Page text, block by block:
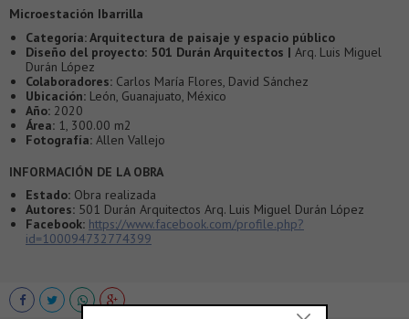
Microestación Ibarrilla
Categoría:Arquitectura de paisaje y espacio público
Diseño del proyecto: 501 Durán Arquitectos | Arq. Luis Miguel
Durán López
Colaboradores: Carlos María Flores, David Sánchez
Ubicación: León, Guanajuato, México
Año: 2020
Área: 1, 300.00 m2
Fotografía: Allen Vallejo
INFORMACIÓN DE LA OBRA
Estado: Obra realizada
Autores: 501 Durán Arquitectos Arq. Luis Miguel Durán López
Facebook: https://www.facebook.com/profile.php?
id=100094732774399